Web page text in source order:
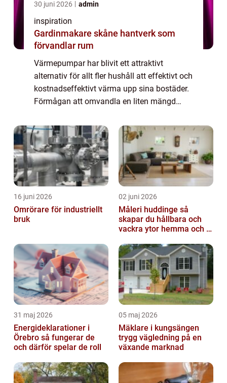
30 juni 2026 admin
inspiration
Gardinmakare skåne hantverk som
förvandlar rum
Värmepumpar har blivit ett attraktivt
alternativ för allt fler hushåll att effektivt och
kostnadseffektivt värma upp sina bostäder.
Förmågan att omvandla en liten mängd
16 juni 2026
Omrörare för industriellt
bruk
02 juni 2026
Måleri huddinge så
skapar du hållbara och
vackra ytor hemma och i
31 maj 2026
Energideklarationer i
Örebro så fungerar de
och därför spelar de roll
05 maj 2026
Mäklare i kungsängen
trygg vägledning på en
växande marknad